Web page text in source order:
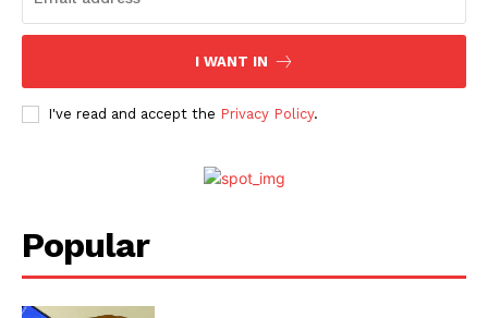
I WANT IN
I've read and accept the Privacy Policy.
Popular